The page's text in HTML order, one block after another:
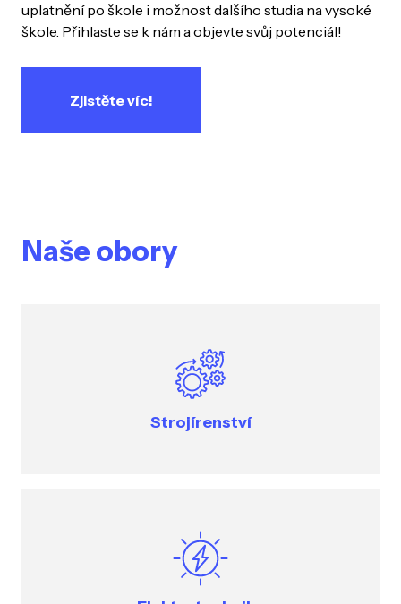
uplatnění po škole i možnost dalšího studia na vysoké
škole. Přihlaste se k nám a objevte svůj potenciál!
Zjistěte víc!
Naše obory
Strojírenství